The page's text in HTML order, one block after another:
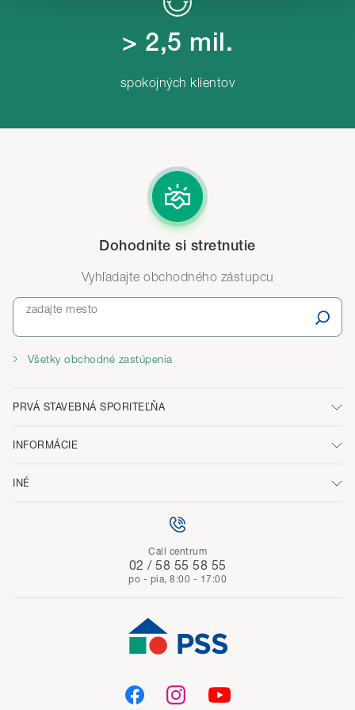
, budeme ukladať iba
Svoje voľby môžete kedykoľvek zmeniť v časti
Detailné informácie o cookies nájdete tu.
> 2,5 mil.
spokojných klientov
Dohodnite si stretnutie
Vyhľadajte obchodného zástupcu
zadajte mesto
Všetky obchodné zastúpenia
PRVÁ STAVEBNÁ SPORITEĽŇA
INFORMÁCIE
INÉ
Call centrum
02 / 58 55 58 55
po - pia, 8:00 - 17:00